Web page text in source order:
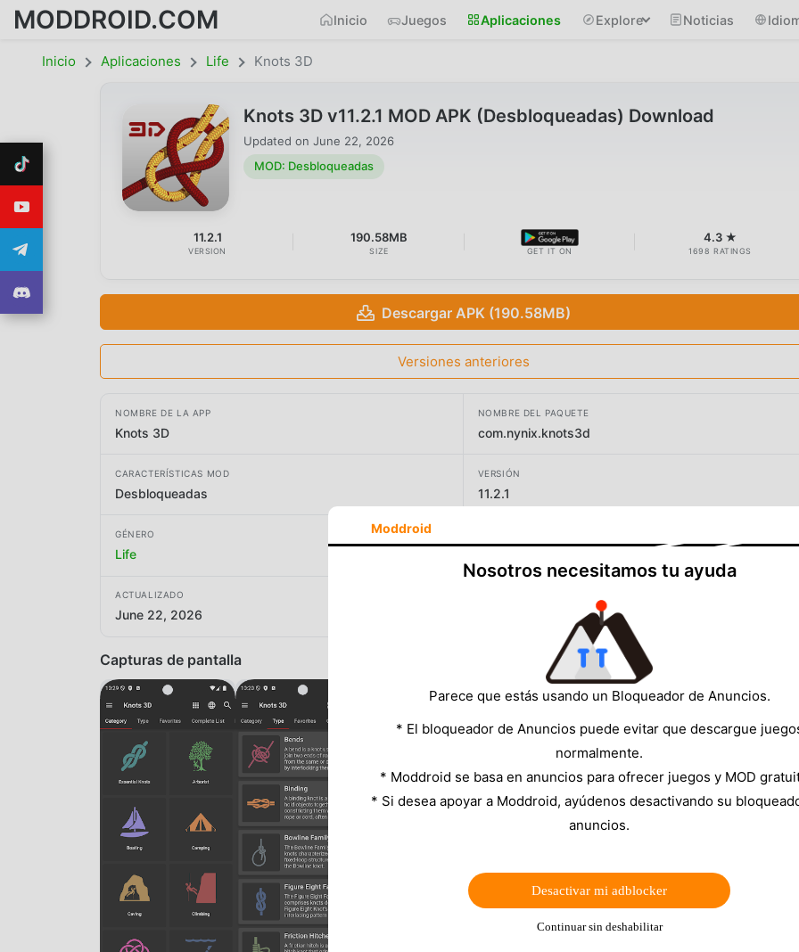
MODDROID.COM Inicio Juegos Aplicaciones Explore Noticias
Inicio Aplicaciones Life Knots 3D
Knots 3D v11.2.1 MOD APK (Desbloqueadas) Download
Updated on June 22, 2026
MOD: Desbloqueadas
11.2.1
VERSION
190.58MB
SIZE GET IT ON
4.3 ★
1698 RATINGS
Descargar APK (190.58MB)
Versiones anteriores
NOMBRE DE LA APP
Knots 3D
NOMBRE DEL PAQUETE
com.nynix.knots3d
CARACTERÍSTICAS MOD
Desbloqueadas
VERSIÓN
11.2.1
GÉNERO
Life
ACTUALIZADO
June 22, 2026
Capturas de pantalla
Moddroid
Nosotros necesitamos tu ayuda
Parece que estás usando un Bloqueador de Anuncios.
* El bloqueador de Anuncios puede evitar que descargue
normalmente.
* Moddroid se basa en anuncios para ofrecer juegos y MOD
* Si desea apoyar a Moddroid, ayúdenos desactivando su
anuncios.
Desactivar mi adblocker
Continuar sin deshabilitar